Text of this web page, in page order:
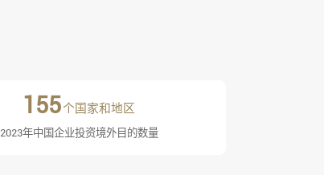
155个国家和地区
2023年中国企业投资境外目的数量